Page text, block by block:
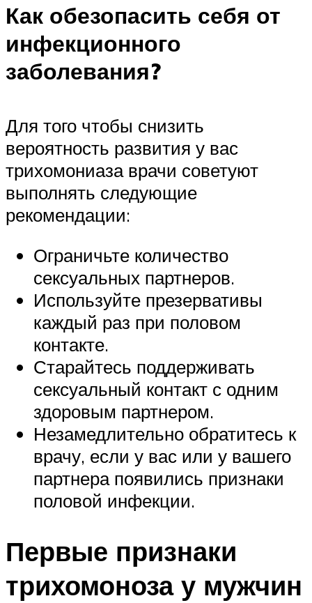
Как обезопасить себя от
инфекционного
заболевания?
Для того чтобы снизить
вероятность развития у вас
трихомониаза врачи советуют
выполнять следующие
рекомендации:
Ограничьте количество
сексуальных партнеров.
Используйте презервативы
каждый раз при половом
контакте.
Старайтесь поддерживать
сексуальный контакт с одним
здоровым партнером.
Незамедлительно обратитесь к
врачу, если у вас или у вашего
партнера появились признаки
половой инфекции.
Первые признаки
трихомоноза у мужчин